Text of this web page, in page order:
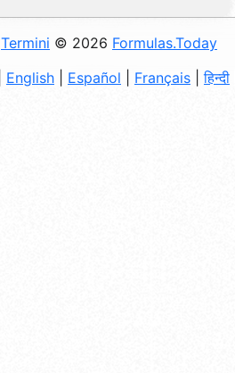
Termini © 2026 Formulas.Today
English Español Français |हिन्दी